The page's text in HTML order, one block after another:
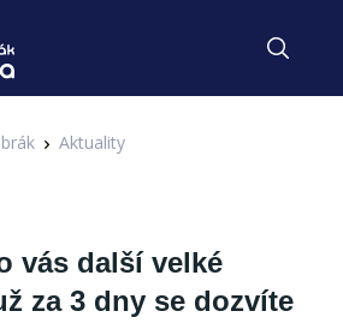
Aktuality
vás další velké
za 3 dny se dozvíte